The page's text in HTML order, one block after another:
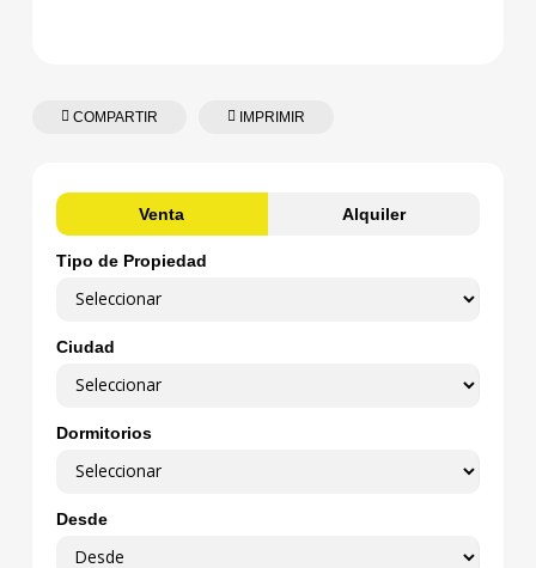
COMPARTIR IMPRIMIR
Venta Alquiler
Tipo de Propiedad
Ciudad
Dormitorios
Desde